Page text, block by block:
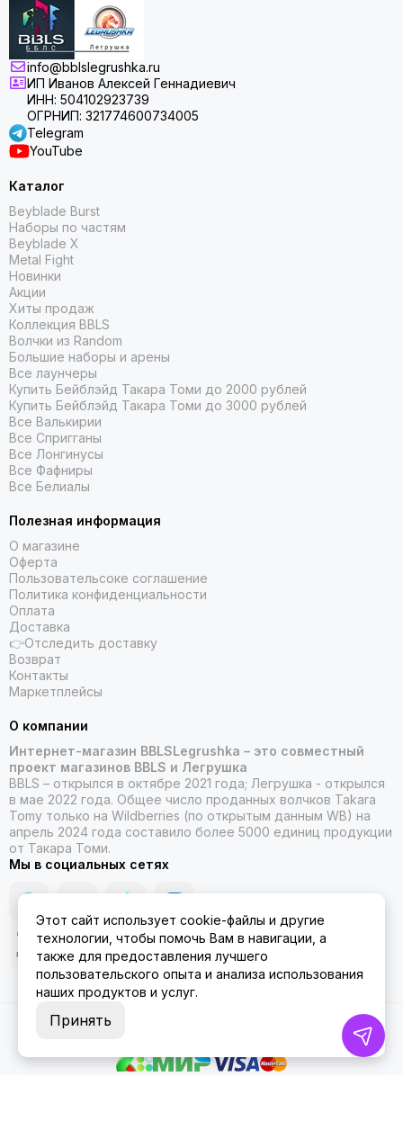
info@bblslegrushka.ru
ИП Иванов Алексей Геннадиевич
ИНН: 504102923739
ОГРНИП: 321774600734005
Telegram
YouTube
Каталог
Beyblade Burst
Наборы по частям
Beyblade X
Metal Fight
Новинки
Акции
Хиты продаж
Коллекция BBLS
Волчки из Random
Большие наборы и арены
Все лаунчеры
Купить Бейблэйд Такара Томи до 2000 рублей
Купить Бейблэйд Такара Томи до 3000 рублей
Все Валькирии
Все Спригганы
Все Лонгинусы
Все Фафниры
Все Белиалы
Полезная информация
О магазине
Оферта
Пользовательсоке соглашение
Политика конфиденциальности
Оплата
Доставка
👉Отследить доставку
Возврат
Контакты
Маркетплейсы
О компании
Интернет-магазин BBLSLegrushka – это совместный
проект магазинов BBLS и Легрушка
BBLS – открылся в октябре 2021 года; Легрушка - открылся
в мае 2022 года. Общее число проданных волчков Takara
Tomy только на Wildberries (по открытым данным WB) на
апрель 2024 года составило более 5000 единиц продукции
от Такара Томи.
Мы в социальных сетях
2026 © ББЛСЛегрушка.
Этот сайт использует cookie-файлы и другие
технологии, чтобы помочь Вам в навигации, а
также для предоставления лучшего
пользовательского опыта и анализа использования
наших продуктов и услуг.
Принять